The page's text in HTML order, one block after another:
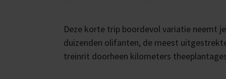
Deze korte trip boordevol variatie neemt
duizenden olifanten, de meest
treinrit doorheen kilometers